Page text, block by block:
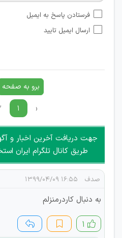
شبکه های مجازی ارتباطی می باشند
امکان تأیید نظرات کاربرانی که
هرگونه تحریک، تحقیر و کنایه
غیر مجاز می باشد.
امکان هماهنگی برای هرگونه
جمعی و چه فردی توسط کاربران
فرستادن پاسخ به ایمیل
ارسال ایمیل تایید
برو به صفحه
‹ ۱
جهت دریافت آخرین اخبار و
طریق کانال تلگرام ایران
صدف ۱۶:۵۵ ۱۳۹۹/۰۴/۰۹
به دنبال کاردرمنزلم
۱